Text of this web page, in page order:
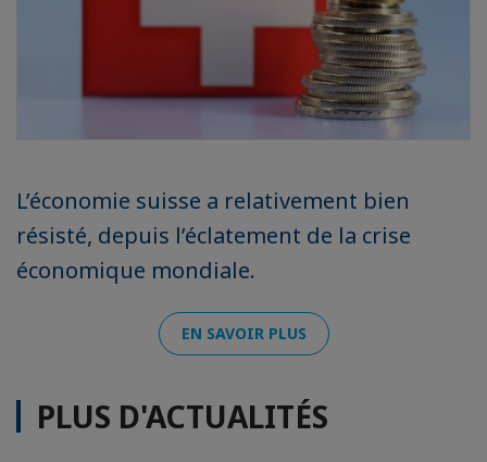
L’économie suisse a relativement bien
résisté, depuis l’éclatement de la crise
économique mondiale.
EN SAVOIR PLUS
PLUS D'ACTUALITÉS